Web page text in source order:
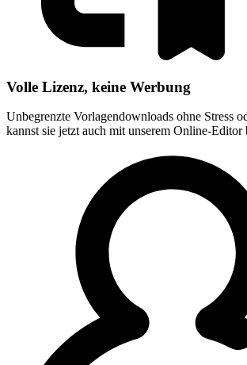
Volle Lizenz, keine Werbung
Unbegrenzte Vorlagendownloads ohne Stress
kannst sie jetzt auch mit unserem Online-Editor